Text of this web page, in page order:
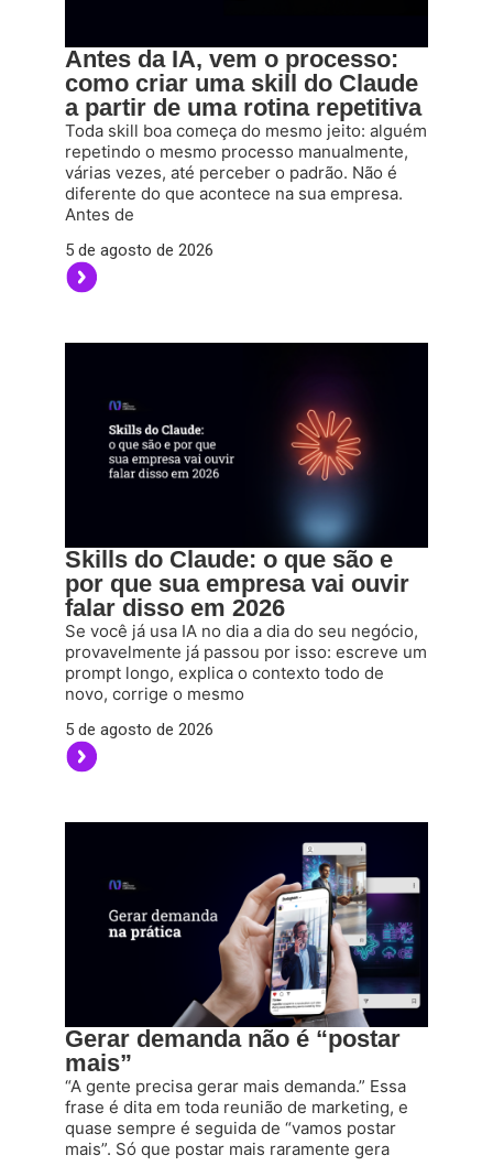
Antes da IA, vem o processo:
como criar uma skill do Claude
a partir de uma rotina repetitiva
Toda skill boa começa do mesmo jeito: alguém
repetindo o mesmo processo manualmente,
várias vezes, até perceber o padrão. Não é
diferente do que acontece na sua empresa.
Antes de
5 de agosto de 2026
Skills do Claude: o que são e
por que sua empresa vai ouvir
falar disso em 2026
Se você já usa IA no dia a dia do seu negócio,
provavelmente já passou por isso: escreve um
prompt longo, explica o contexto todo de
novo, corrige o mesmo
5 de agosto de 2026
Gerar demanda não é “postar
mais”
“A gente precisa gerar mais demanda.” Essa
frase é dita em toda reunião de marketing, e
quase sempre é seguida de “vamos postar
mais”. Só que postar mais raramente gera